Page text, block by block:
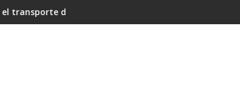
es su implementación actual?
¿Como hacer seguimiento o rastreo de un envío?